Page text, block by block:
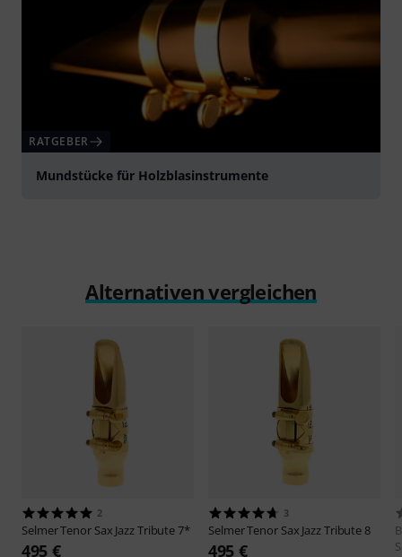
RATGEBER
Mundstücke für Holzblasinstrumente
Alternativen vergleichen
2
SelmerTenor Sax Jazz Tribute 7*
495 €
3
SelmerTenor Sax Jazz Tribute 8
495 €